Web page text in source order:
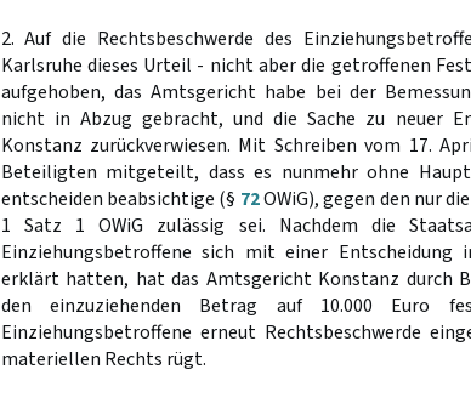
2. Auf die Rechtsbeschwerde des
Karlsruhe dieses Urteil - nicht aber die getroffenen
aufgehoben, das Amtsgericht habe bei der
nicht in Abzug gebracht, und die Sache zu neuer
Konstanz zurückverwiesen. Mit Schreiben vom 17.
Beteiligten mitgeteilt, dass es nunmehr ohne
entscheiden beabsichtige (§ 72OWiG), gegen den nur
1 Satz 1 OWiG zulässig sei. Nachdem die
Einziehungsbetroffene sich mit einer Entscheidung
erklärt hatten, hat das Amtsgericht Konstanz durch
den einzuziehenden Betrag auf 10.000 Euro
Einziehungsbetroffene erneut Rechtsbeschwerde
materiellen Rechts rügt.